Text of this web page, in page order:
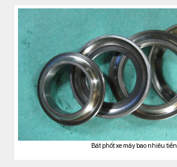
Bát phốt xe máy bao nhiêu tiền